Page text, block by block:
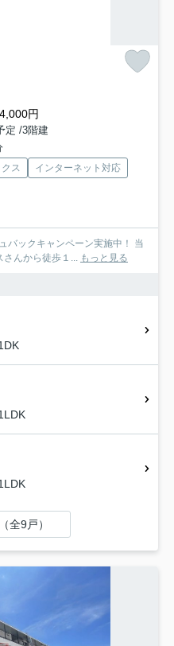
円
定 /3階建
ス
インターネット対応
バックキャンペーン実施中！ 当
さんから徒歩１... もっと見る
全9戸）